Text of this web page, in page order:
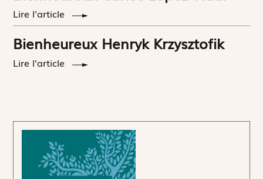
Lire l'article
Bienheureux Henryk Krzysztofik
Lire l'article